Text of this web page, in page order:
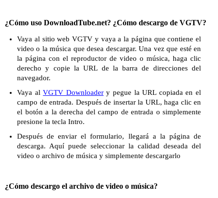
¿Cómo uso DownloadTube.net? ¿Cómo descargo de VGTV?
Vaya al sitio web VGTV y vaya a la página que contiene el
video o la música que desea descargar. Una vez que esté en
la página con el reproductor de video o música, haga clic
derecho y copie la URL de la barra de direcciones del
navegador.
Vaya alVGTV Downloadery pegue la URL copiada en el
campo de entrada. Después de insertar la URL, haga clic en
el botón a la derecha del campo de entrada o simplemente
presione la tecla Intro.
Después de enviar el formulario, llegará a la página de
descarga. Aquí puede seleccionar la calidad deseada del
video o archivo de música y simplemente descargarlo
¿Cómo descargo el archivo de video o música?